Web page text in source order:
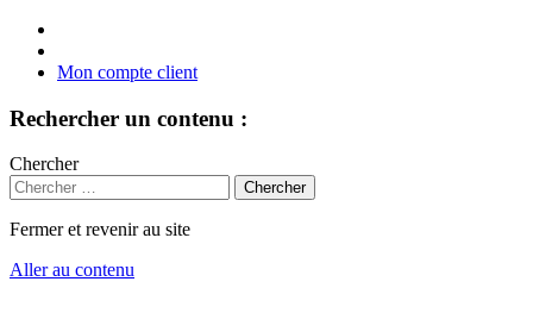
Mon compte client
Rechercher un contenu :
Chercher
Fermer et revenir au site
Aller au contenu